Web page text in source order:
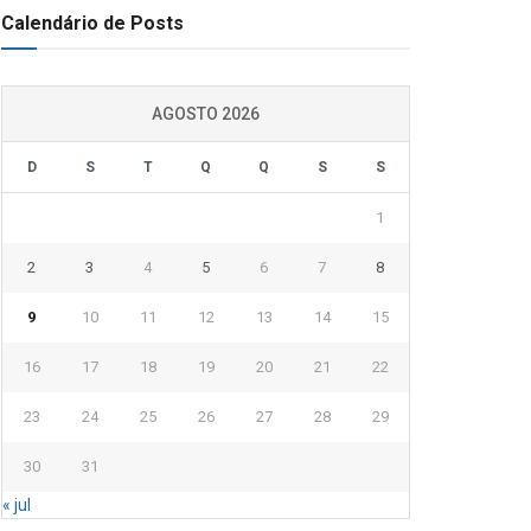
Calendário de Posts
AGOSTO 2026
D S T Q Q S S
1
2 3 4 5 6 7 8
9 10 11 12 13 14 15
16 17 18 19 20 21 22
23 24 25 26 27 28 29
30 31
« jul